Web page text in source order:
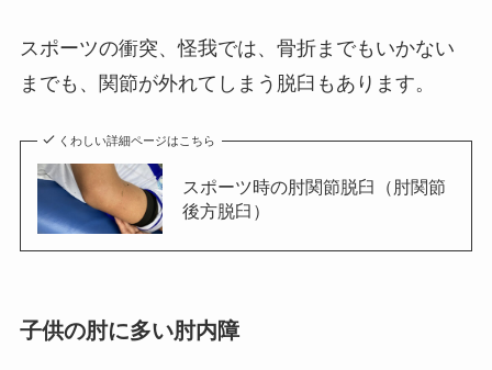
スポーツの衝突、怪我では、骨折までもいかない
までも、関節が外れてしまう脱臼もあります。
くわしい詳細ページはこちら
スポーツ時の肘関節脱臼（肘関節
後方脱臼）
子供の肘に多い肘内障